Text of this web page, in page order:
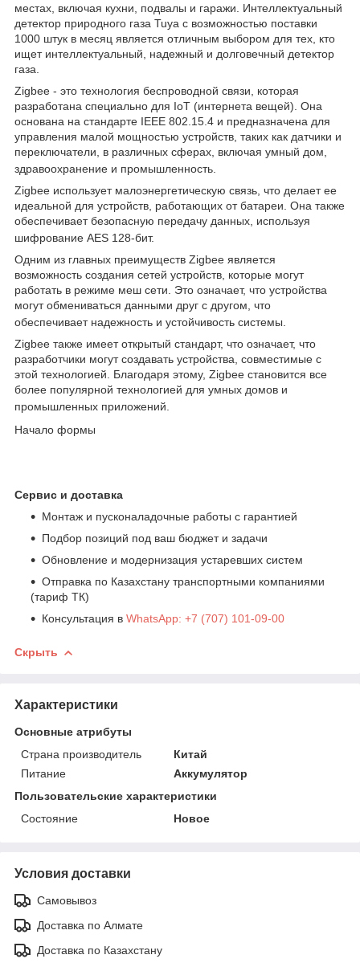
местах, включая кухни, подвалы и гаражи. Интеллектуальный
детектор природного газа Tuya с возможностью поставки
1000 штук в месяц является отличным выбором для тех, кто
ищет интеллектуальный, надежный и долговечный детектор
газа.
Zigbee - это технология беспроводной связи, которая
разработана специально для IoT (интернета вещей). Она
основана на стандарте IEEE 802.15.4 и предназначена для
управления малой мощностью устройств, таких как датчики и
переключатели, в различных сферах, включая умный дом,
здравоохранение и промышленность.
Zigbee использует малоэнергетическую связь, что делает ее
идеальной для устройств, работающих от батареи. Она также
обеспечивает безопасную передачу данных, используя
шифрование AES 128-бит.
Одним из главных преимуществ Zigbee является
возможность создания сетей устройств, которые могут
работать в режиме меш сети. Это означает, что устройства
могут обмениваться данными друг с другом, что
обеспечивает надежность и устойчивость системы.
Zigbee также имеет открытый стандарт, что означает, что
разработчики могут создавать устройства, совместимые с
этой технологией. Благодаря этому, Zigbee становится все
более популярной технологией для умных домов и
промышленных приложений.
Начало формы
Сервис и доставка
Монтаж и пусконаладочные работы с гарантией
Подбор позиций под ваш бюджет и задачи
Обновление и модернизация устаревших систем
Отправка по Казахстану транспортными компаниями
(тариф ТК)
Консультация в WhatsApp: +7 (707) 101-09-00
Скрыть
Характеристики
Основные атрибуты
Страна производитель
Китай
Питание
Аккумулятор
Пользовательские характеристики
Состояние
Новое
Условия доставки
Самовывоз
Доставка по Алмате
Доставка по Казахстану